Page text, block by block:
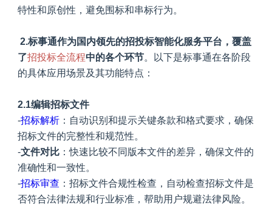
特性和原创性，避免围标和串标行为。
2.标事通作为国内领先的招投标智能化服务平台，覆盖
了招投标全流程中的各个环节。以下是标事通在各阶段
的具体应用场景及其功能特点：
2.1编辑招标文件
-招标解析：自动识别和提示关键条款和格式要求，确保
招标文件的完整性和规范性。
-文件对比：快速比较不同版本文件的差异，确保文件的
准确性和一致性。
-招标审查 ： 招标文件合规性检查， 自动检查招标文件是
否符合法律法规和行业标准，帮助用户规避法律风险。